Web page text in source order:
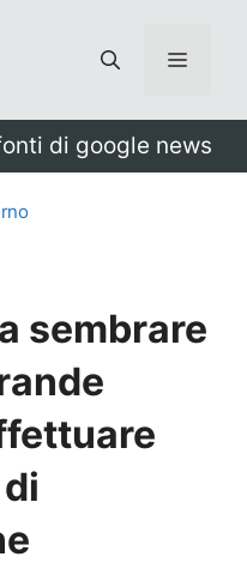
Menu
di google news
sembrare